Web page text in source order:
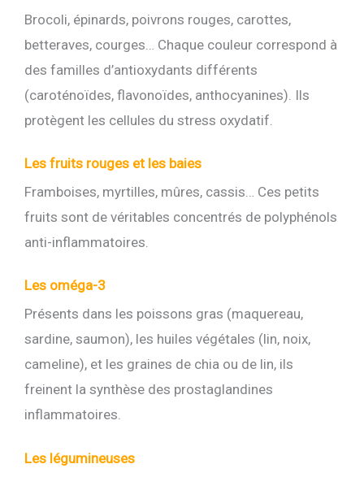
Brocoli, épinards, poivrons rouges, carottes,
betteraves, courges… Chaque couleur correspond à
des familles d’antioxydants différents
(caroténoïdes, flavonoïdes, anthocyanines). Ils
protègent les cellules du stress oxydatif.
Les fruits rouges et les baies
Framboises, myrtilles, mûres, cassis… Ces petits
fruits sont de véritables concentrés de polyphénols
anti-inflammatoires.
Les oméga-3
Présents dans les poissons gras (maquereau,
sardine, saumon), les huiles végétales (lin, noix,
cameline), et les graines de chia ou de lin, ils
freinent la synthèse des prostaglandines
inflammatoires.
Les légumineuses